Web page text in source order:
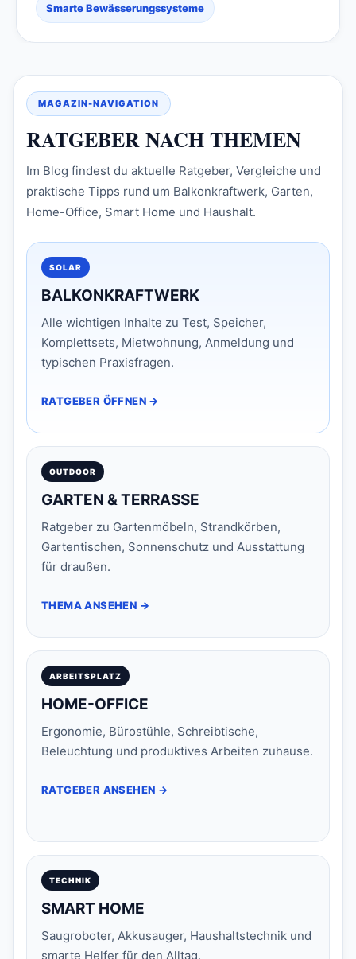
Smarte Bewässerungssysteme
MAGAZIN-NAVIGATION
RATGEBER NACH THEMEN
Im Blog findest du aktuelle Ratgeber, Vergleiche und
praktische Tipps rund um Balkonkraftwerk, Garten,
Home-Office, Smart Home und Haushalt.
SOLAR
BALKONKRAFTWERK
Alle wichtigen Inhalte zu Test, Speicher,
Komplettsets, Mietwohnung, Anmeldung und
typischen Praxisfragen.
RATGEBER ÖFFNEN →
OUTDOOR
GARTEN & TERRASSE
Ratgeber zu Gartenmöbeln, Strandkörben,
Gartentischen, Sonnenschutz und Ausstattung
für draußen.
THEMA ANSEHEN →
ARBEITSPLATZ
HOME-OFFICE
Ergonomie, Bürostühle, Schreibtische,
Beleuchtung und produktives Arbeiten zuhause.
RATGEBER ANSEHEN →
TECHNIK
SMART HOME
Saugroboter, Akkusauger, Haushaltstechnik und
smarte Helfer für den Alltag.